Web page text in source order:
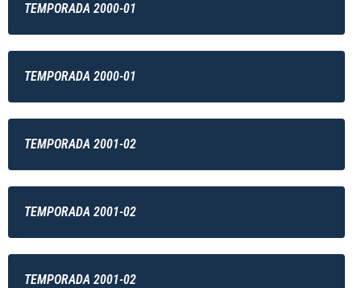
TEMPORADA 2000-01
TEMPORADA 2000-01
TEMPORADA 2001-02
TEMPORADA 2001-02
TEMPORADA 2001-02